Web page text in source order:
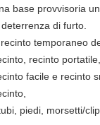
base provvisoria
di furto.
temporaneo
recinto portatile,
facile e recinto
piedi, morsetti/